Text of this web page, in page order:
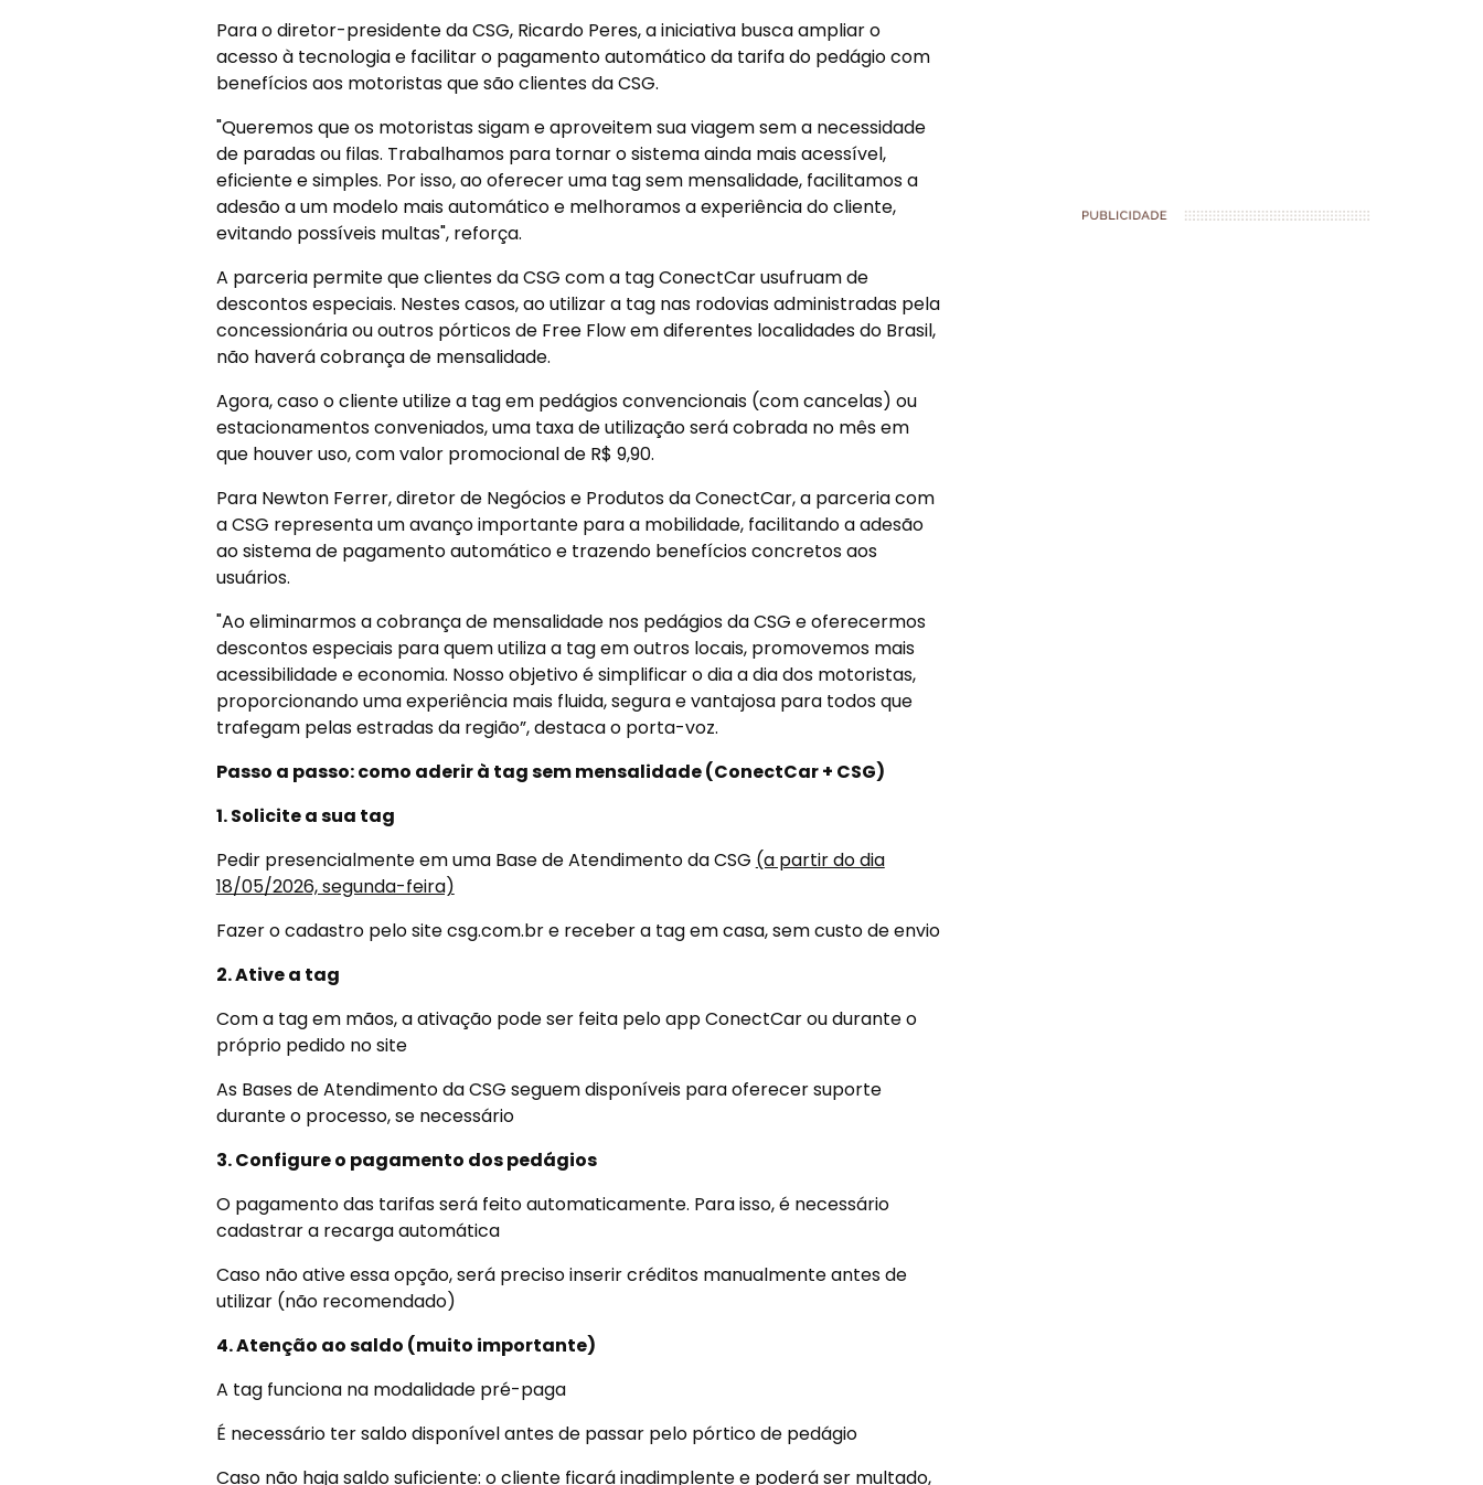
Para o diretor-presidente da CSG, Ricardo Peres, a iniciativa busca ampliar o
acesso à tecnologia e facilitar o pagamento automático da tarifa do pedágio com
benefícios aos motoristas que são clientes da CSG.
"Queremos que os motoristas sigam e aproveitem sua viagem sem a necessidade
de paradas ou filas. Trabalhamos para tornar o sistema ainda mais acessível,
eficiente e simples. Por isso, ao oferecer uma tag sem mensalidade, facilitamos a
adesão a um modelo mais automático e melhoramos a experiência do cliente,
evitando possíveis multas", reforça.
A parceria permite que clientes da CSG com a tag ConectCar usufruam de
descontos especiais. Nestes casos, ao utilizar a tag nas rodovias administradas pela
concessionária ou outros pórticos de Free Flow em diferentes localidades do Brasil,
não haverá cobrança de mensalidade.
Agora, caso o cliente utilize a tag em pedágios convencionais (com cancelas) ou
estacionamentos conveniados, uma taxa de utilização será cobrada no mês em
que houver uso, com valor promocional de R$ 9,90.
Para Newton Ferrer, diretor de Negócios e Produtos da ConectCar, a parceria com
a CSG representa um avanço importante para a mobilidade, facilitando a adesão
ao sistema de pagamento automático e trazendo benefícios concretos aos
usuários.
"Ao eliminarmos a cobrança de mensalidade nos pedágios da CSG e oferecermos
descontos especiais para quem utiliza a tag em outros locais, promovemos mais
acessibilidade e economia. Nosso objetivo é simplificar o dia a dia dos motoristas,
proporcionando uma experiência mais fluida, segura e vantajosa para todos que
trafegam pelas estradas da região”, destaca o porta-voz.
Passo a passo: como aderir à tag sem mensalidade (ConectCar + CSG)
1. Solicite a sua tag
Pedir presencialmente em uma Base de Atendimento da CSG (a partir do dia
18/05/2026, segunda-feira)
Fazer o cadastro pelo site csg.com.br e receber a tag em casa, sem custo de envio
2. Ative a tag
Com a tag em mãos, a ativação pode ser feita pelo app ConectCar ou durante o
próprio pedido no site
As Bases de Atendimento da CSG seguem disponíveis para oferecer suporte
durante o processo, se necessário
3. Configure o pagamento dos pedágios
O pagamento das tarifas será feito automaticamente. Para isso, é necessário
cadastrar a recarga automática
Caso não ative essa opção, será preciso inserir créditos manualmente antes de
utilizar (não recomendado)
4. Atenção ao saldo (muito importante)
A tag funciona na modalidade pré-paga
É necessário ter saldo disponível antes de passar pelo pórtico de pedágio
Caso não haja saldo suficiente: o cliente ficará inadimplente e poderá ser multado,